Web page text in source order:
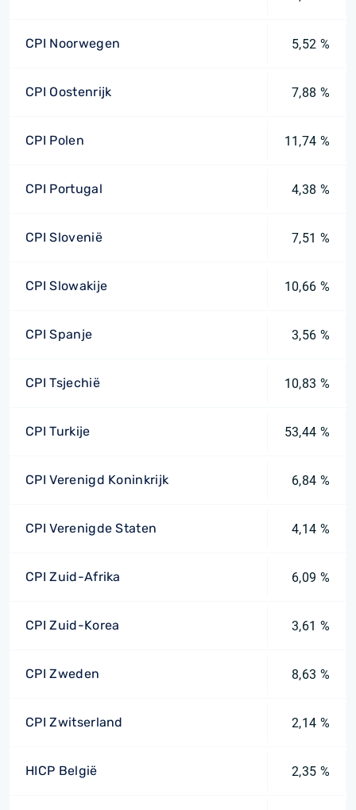
CPI Noorwegen 5,52 %
CPI Oostenrijk 7,88 %
CPI Polen 11,74 %
CPI Portugal 4,38 %
CPI Slovenië 7,51 %
CPI Slowakije 10,66 %
CPI Spanje 3,56 %
CPI Tsjechië 10,83 %
CPI Turkije 53,44 %
CPI Verenigd Koninkrijk 6,84 %
CPI Verenigde Staten 4,14 %
CPI Zuid-Afrika 6,09 %
CPI Zuid-Korea 3,61 %
CPI Zweden 8,63 %
CPI Zwitserland 2,14 %
HICP België 2,35 %